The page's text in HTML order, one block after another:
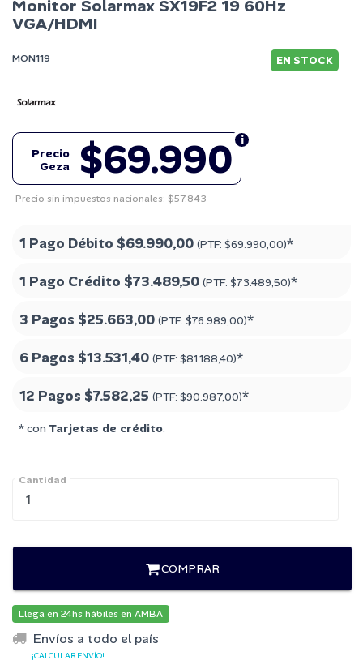
Monitor Solarmax SX19F2 19 60Hz
VGA/HDMI
MON119 EN STOCK
$69.990
Precio
Geza
Precio sin impuestos nacionales: $57.843
1 Pago Débito $69.990,00 (PTF: $69.990,00)*
1 Pago Crédito $73.489,50 (PTF: $73.489,50)*
3 Pagos $25.663,00 (PTF: $76.989,00)*
6 Pagos $13.531,40 (PTF: $81.188,40)*
12 Pagos $7.582,25 (PTF: $90.987,00)*
* con Tarjetas de crédito.
Cantidad
COMPRAR
Llega en 24hs hábiles en AMBA
Envíos a todo el país
¡CALCULAR ENVÍO!